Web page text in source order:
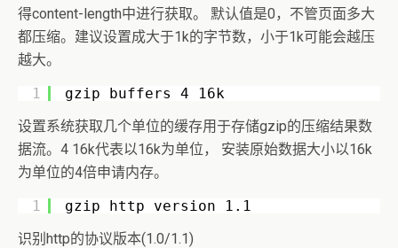
得content-length中进行获取。 默认值是0，不管页面多大
都压缩。建议设置成大于1k的字节数，小于1k可能会越压
越大。
1
gzip_buffers 4 16k
设置系统获取几个单位的缓存用于存储gzip的压缩结果数
据流。4 16k代表以16k为单位， 安装原始数据大小以16k
为单位的4倍申请内存。
1
gzip_http_version 1.1
识别http的协议版本(1.0/1.1)